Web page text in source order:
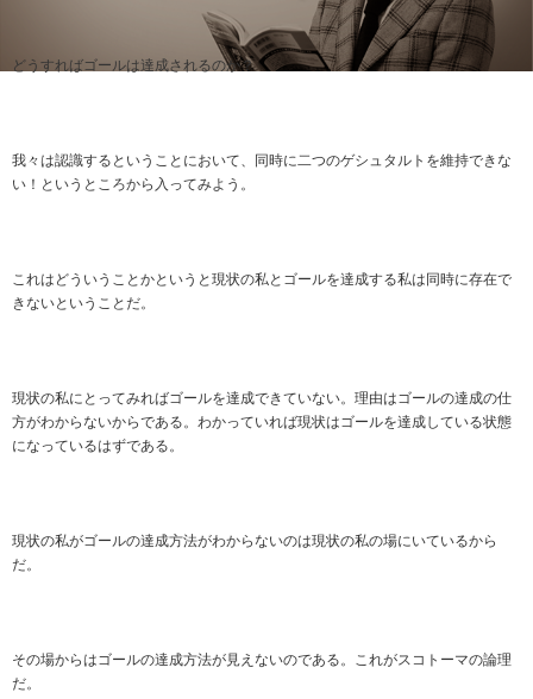
どうすればゴールは達成されるのか？
我々は認識するということにおいて、同時に二つのゲシュタルトを維持できな
い！というところから入ってみよう。
これはどういうことかというと現状の私とゴールを達成する私は同時に存在で
きないということだ。
現状の私にとってみればゴールを達成できていない。理由はゴールの達成の仕
方がわからないからである。わかっていれば現状はゴールを達成している状態
になっているはずである。
現状の私がゴールの達成方法がわからないのは現状の私の場にいているから
だ。
その場からはゴールの達成方法が見えないのである。これがスコトーマの論理
だ。